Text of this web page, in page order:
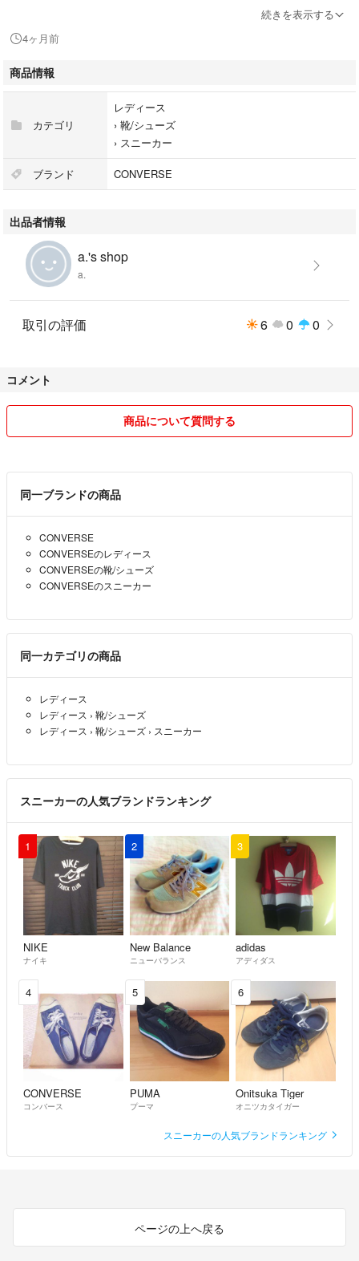
★真っ白ではなく、オフホワイトや薄いクリーム・薄いベージュのような
色味です。
紐の結び目部分が毛玉になっているようにみえますがよく見ないとわかり
ません。紐の生地的にできやすいようです。
サイズ...23cm
モデル名...オールスター
シルエット...ローカット/OX
汚れ・破れ・臭いなど...なし
続きを表示する
4ヶ月前
商品情報
カテゴリ
レディース
› 靴/シューズ
› スニーカー
ブランド CONVERSE
出品者情報
a.'s shop
a.
取引の評価 6 0 0
コメント
商品について質問する
同一ブランドの商品
CONVERSE
CONVERSEのレディース
CONVERSEの靴/シューズ
CONVERSEのスニーカー
同一カテゴリの商品
レディース
レディース › 靴/シューズ
レディース › 靴/シューズ › スニーカー
スニーカーの人気ブランドランキング
1
NIKE
ナイキ
2
New Balance
ニューバランス
3
adidas
アディダス
4
CONVERSE
コンバース
5
PUMA
プーマ
6
Onitsuka Tiger
オニツカタイガー
スニーカーの人気ブランドランキング
ページの上へ戻る